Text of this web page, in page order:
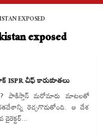
EXPOSED
exposed
ISPR చీఫ్ కారుకూతలు
పాకిస్తాన్ మరోమారు మాటలతో
రెచ్చగొడుతోంది. ఆ దేశ
డైరెక్టర్...